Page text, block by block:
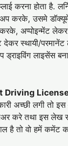
करना होता है.
करके, उसमे
अप्पोइन्मेंट लेकर
देकर स्थायी/परमानेंट
लाइसेंस
Driving
अच्छी लगी तो
करे तथा इस लेख
है तो वो हमें